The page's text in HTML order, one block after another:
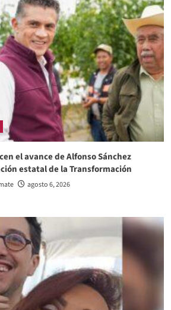
el avance de Alfonso Sánchez
estatal de la Transformación
agosto 6, 2026